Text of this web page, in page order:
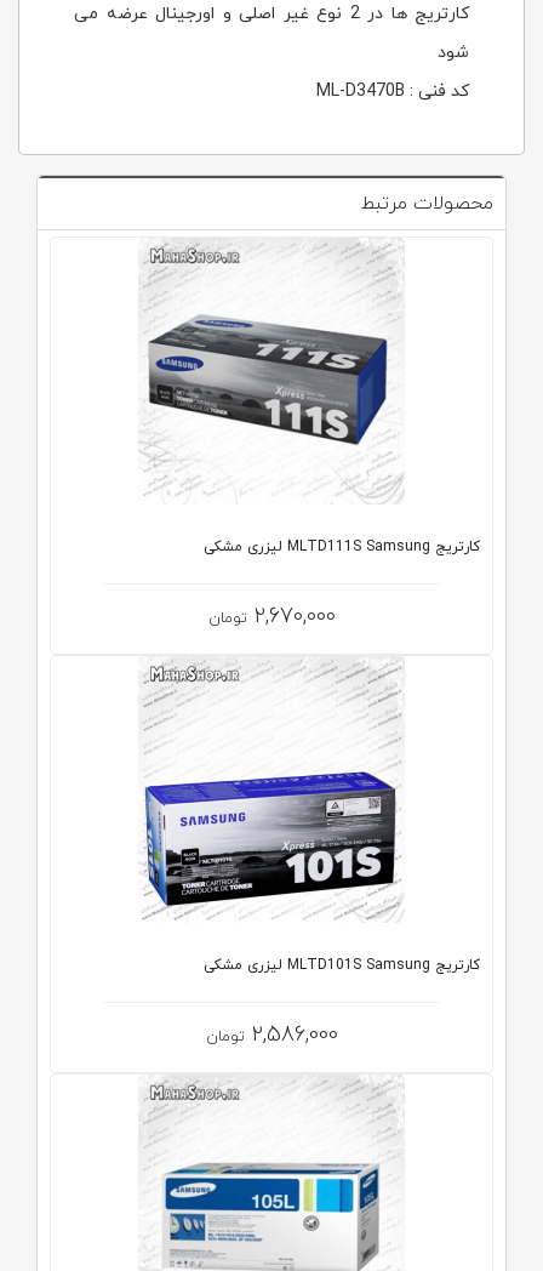
کارتریج ها در 2 نوع غیر اصلی و اورجینال عرضه می
شود
کد فنی : ML-D3470B
محصولات مرتبط
کارتریج MLTD111S Samsung لیزری مشکی
2,670,000 تومان
کارتریج MLTD101S Samsung لیزری مشکی
2,586,000 تومان